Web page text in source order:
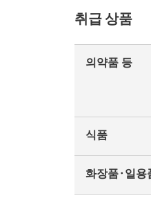
취급 상품
의약품 등
식품
화장품·일용